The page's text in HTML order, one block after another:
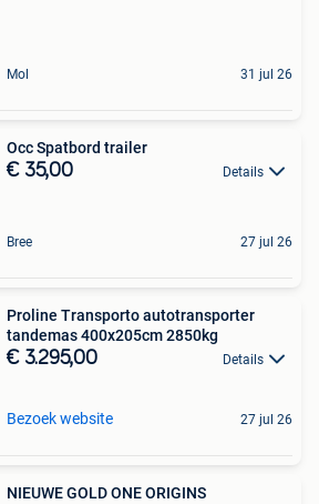
Mol 31 jul 26
Occ Spatbord trailer
€ 35,00 Details
Bree 27 jul 26
Proline Transporto autotransporter
tandemas 400x205cm 2850kg
€ 3.295,00 Details
Bezoek website 27 jul 26
NIEUWE GOLD ONE ORIGINS